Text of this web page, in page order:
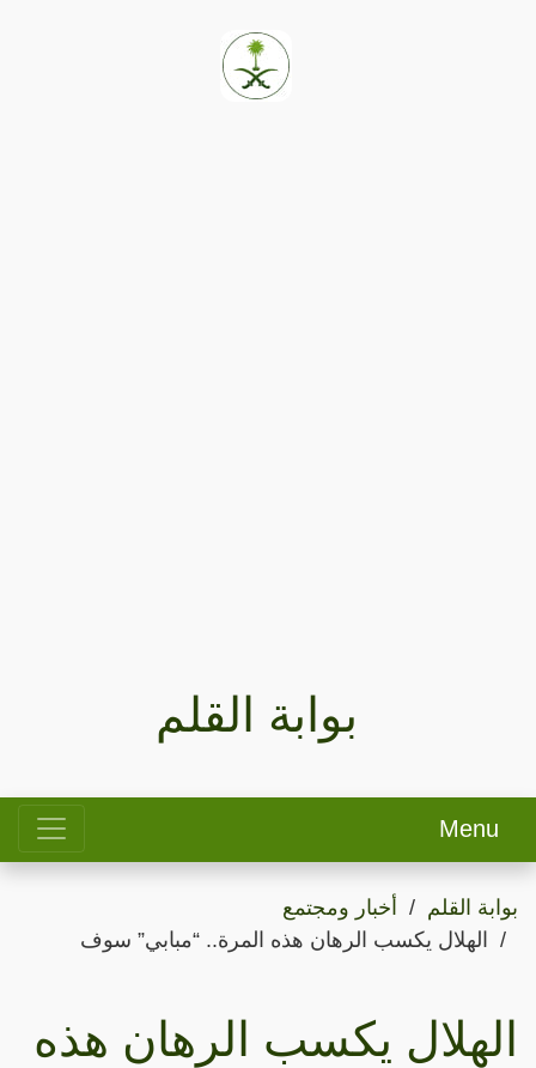
بوابة القلم
Menu
بوابة القلم
أخبار ومجتمع
الهلال يكسب الرهان هذه المرة.. “مبابي” سوف
الهلال يكسب الرهان هذه